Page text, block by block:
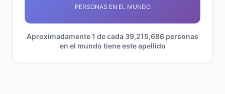
PERSONAS EN EL MUNDO
Aproximadamente 1 de cada 39,215,686 personas
en el mundo tiene este apellido